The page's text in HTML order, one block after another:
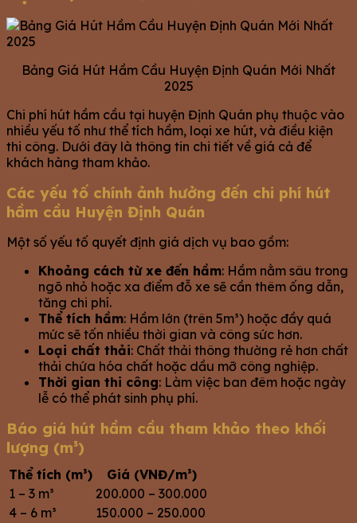
Bảng Giá Hút Hầm Cầu Huyện Định Quán Mới Nhất
2025
Chi phí hút hầm cầu tại huyện Định Quán phụ thuộc vào
nhiều yếu tố như thể tích hầm, loại xe hút, và điều kiện
thi công. Dưới đây là thông tin chi tiết về giá cả để
khách hàng tham khảo.
Các yếu tố chính ảnh hưởng đến chi phí hút
hầm cầu Huyện Định Quán
Một số yếu tố quyết định giá dịch vụ bao gồm:
Khoảng cách từ xe đến hầm: Hầm nằm sâu trong
ngõ nhỏ hoặc xa điểm đỗ xe sẽ cần thêm ống dẫn,
tăng chi phí.
Thể tích hầm: Hầm lớn (trên 5m³) hoặc đầy quá
mức sẽ tốn nhiều thời gian và công sức hơn.
Loại chất thải: Chất thải thông thường rẻ hơn chất
thải chứa hóa chất hoặc dầu mỡ công nghiệp.
Thời gian thi công: Làm việc ban đêm hoặc ngày
lễ có thể phát sinh phụ phí.
Báo giá hút hầm cầu tham khảo theo khối
lượng (m³)
Thể tích (m³)
Giá (VNĐ/m³)
1 – 3 m³
200.000 – 300.000
4 – 6 m³
150.000 – 250.000